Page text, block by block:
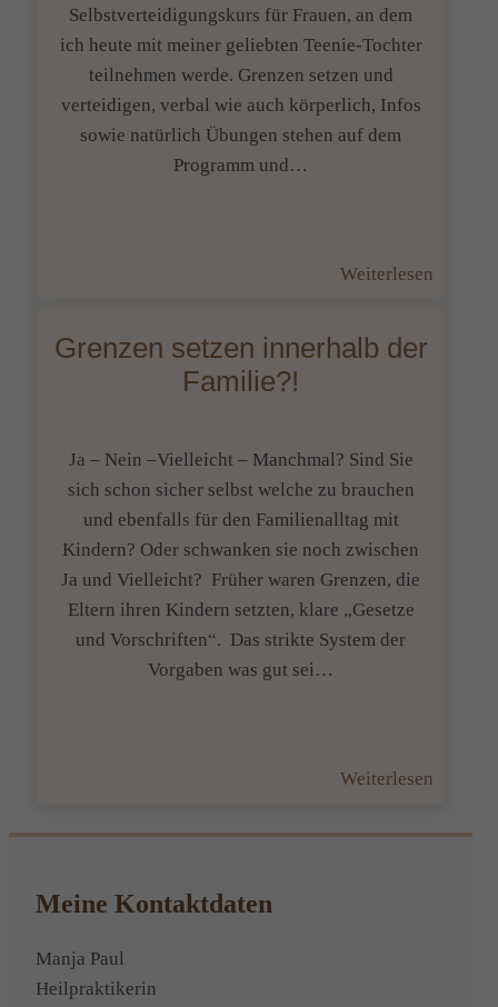
Selbstverteidigungskurs für Frauen, an dem
ich heute mit meiner geliebten Teenie-Tochter
teilnehmen werde. Grenzen setzen und
verteidigen, verbal wie auch körperlich, Infos
sowie natürlich Übungen stehen auf dem
Programm und…
Weiterlesen
Grenzen setzen innerhalb der
Familie?!
Ja – Nein –Vielleicht – Manchmal? Sind Sie
sich schon sicher selbst welche zu brauchen
und ebenfalls für den Familienalltag mit
Kindern? Oder schwanken sie noch zwischen
Ja und Vielleicht? Früher waren Grenzen, die
Eltern ihren Kindern setzten, klare „Gesetze
und Vorschriften“. Das strikte System der
Vorgaben was gut sei…
Weiterlesen
setzen
Meine Kontaktdaten
Manja Paul
Heilpraktikerin